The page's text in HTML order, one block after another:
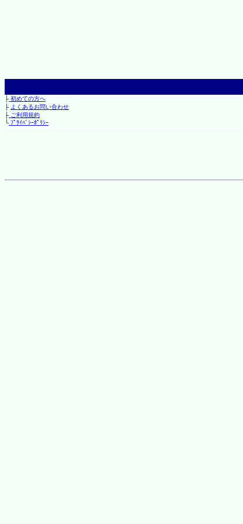
├初めての方へ
├ よくあるお問い合わせ
├ご利用規約
└ﾌﾟﾗｲﾊﾞｼｰﾎﾟﾘｼｰ